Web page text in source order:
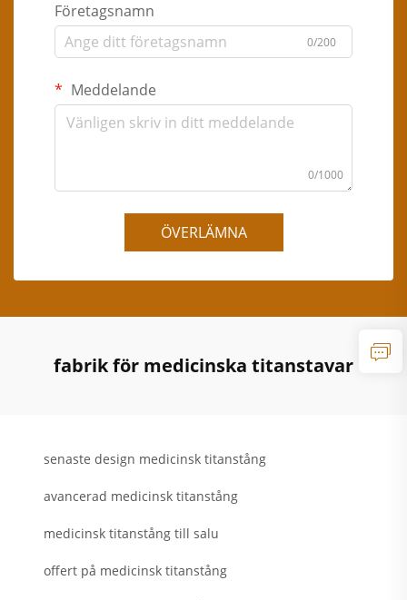
Företagsnamn
0/200
Meddelande
0/1000
ÖVERLÄMNA
fabrik för medicinska titanstavar
senaste design medicinsk titanstång
avancerad medicinsk titanstång
medicinsk titanstång till salu
offert på medicinsk titanstång